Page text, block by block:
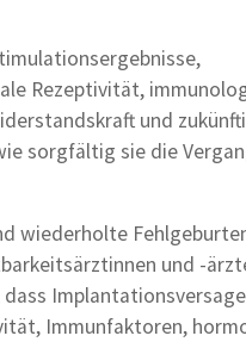
Rezeptivität,
und
sorgfältig sie die
wiederholte
und -
Immunfaktoren,